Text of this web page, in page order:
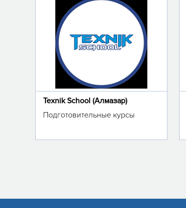
Texnik School (Алмазар)
Подготовительные курсы